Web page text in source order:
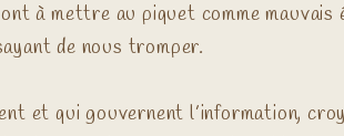
à mettre au piquet comme
de nous tromper.
et qui gouvernent l’information,